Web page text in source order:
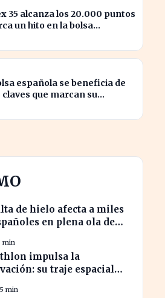
35 alcanza los 20.000 puntos
un hito en la bolsa
española se beneficia de
claves que marcan su
de hielo afecta a miles
en plena ola de
min
impulsa la
su traje espacial
min